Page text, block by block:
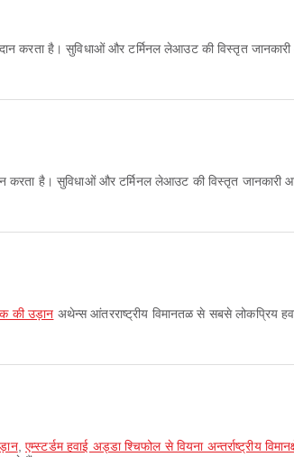
करता है। सुविधाओं और टर्मिनल लेआउट की विस्तृत
करता है। सुविधाओं और टर्मिनल लेआउट की विस्तृत जानकारी
की उड़ान अथेन्स आंतरराष्ट्रीय विमानतळ से सबसे लोकप्रिय
,एम्स्टर्डम हवाई अड्डा श्चिफोल से वियना अन्तर्राष्ट्रीय